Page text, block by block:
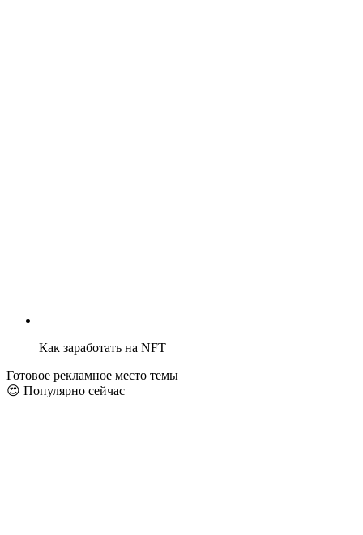
Как заработать на NFT
Готовое рекламное место темы
😍 Популярно сейчас